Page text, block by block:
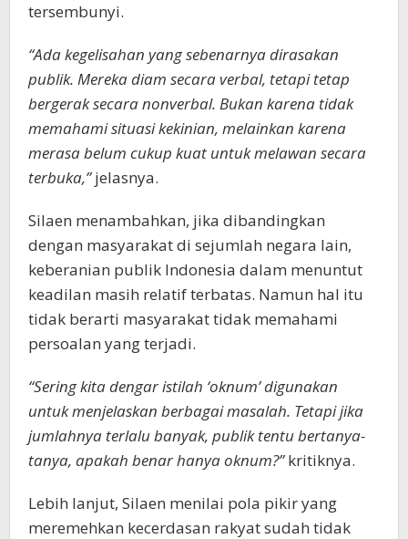
tersembunyi.
“Ada kegelisahan yang sebenarnya dirasakan
publik. Mereka diam secara verbal, tetapi tetap
bergerak secara nonverbal. Bukan karena tidak
memahami situasi kekinian, melainkan karena
merasa belum cukup kuat untuk melawan secara
terbuka,”jelasnya.
Silaen menambahkan, jika dibandingkan
dengan masyarakat di sejumlah negara lain,
keberanian publik Indonesia dalam menuntut
keadilan masih relatif terbatas. Namun hal itu
tidak berarti masyarakat tidak memahami
persoalan yang terjadi.
“Sering kita dengar istilah ‘oknum’ digunakan
untuk menjelaskan berbagai masalah. Tetapi jika
jumlahnya terlalu banyak, publik tentu bertanya-
tanya, apakah benar hanya oknum?”kritiknya.
Lebih lanjut, Silaen menilai pola pikir yang
meremehkan kecerdasan rakyat sudah tidak